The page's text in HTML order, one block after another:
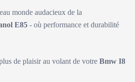
monde audacieux de la
E85 - où performance et durabilité
de plaisir au volant de votre Bmw I8